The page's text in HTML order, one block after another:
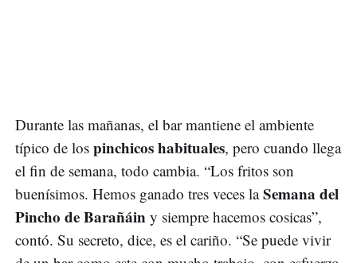
Durante las mañanas, el bar mantiene el ambiente
típico de los pinchicos habituales, pero cuando llega
el fin de semana, todo cambia. “Los fritos son
buenísimos. Hemos ganado tres veces laSemana del
Pincho de Barañáin y siempre hacemos cosicas”,
contó. Su secreto, dice, es el cariño. “Se puede vivir